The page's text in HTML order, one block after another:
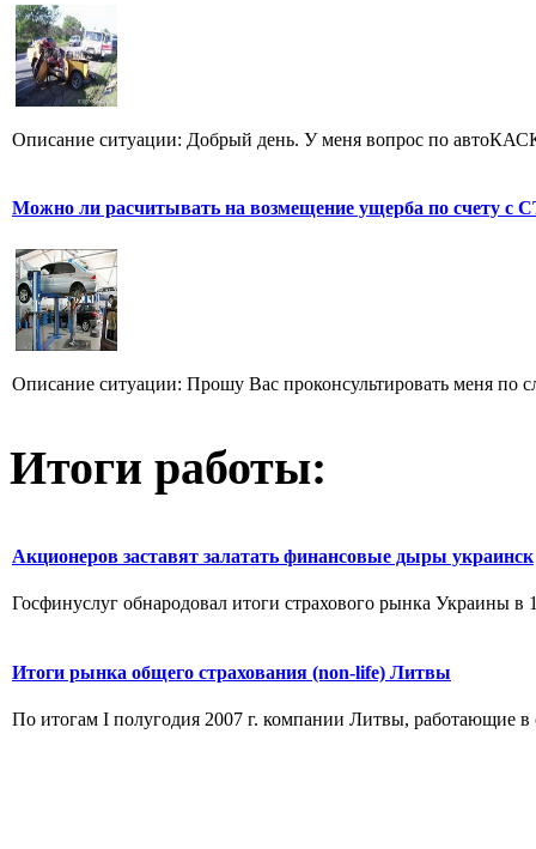
Описание ситуации: Добрый день. У меня вопрос по
Можно ли расчитывать на возмещение ущерба по счету с
Описание ситуации: Прошу Вас проконсультировать меня по
Итоги работы:
Акционеров заставят залатать финансовые дыры украинск
Госфинуслуг обнародовал итоги страхового рынка Украины
Итоги рынка общего страхования (non-life) Литвы
По итогам I полугодия 2007 г. компании Литвы, работающие в